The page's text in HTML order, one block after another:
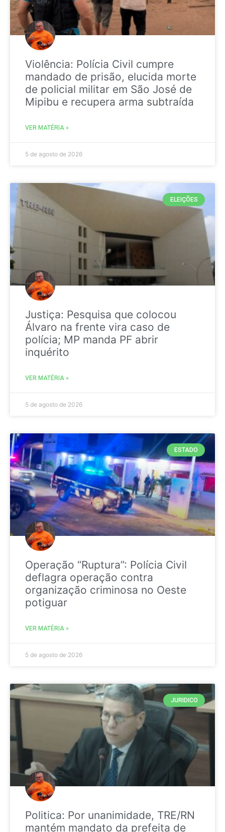
Violência: Polícia Civil cumpre
mandado de prisão, elucida morte
de policial militar em São José de
Mipibu e recupera arma subtraída
VER MATÉRIA »
5 de agosto de 2026
ELEIÇÕES
Justiça: Pesquisa que colocou
Álvaro na frente vira caso de
polícia; MP manda PF abrir
inquérito
VER MATÉRIA »
5 de agosto de 2026
ESTADO
Operação “Ruptura”: Polícia Civil
deflagra operação contra
organização criminosa no Oeste
potiguar
VER MATÉRIA »
5 de agosto de 2026
JURIDICO
Politica: Por unanimidade, TRE/RN
mantém mandato da prefeita de